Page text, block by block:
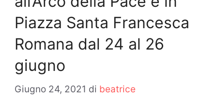
Piazza Santa Francesca
Romana dal 24 al 26
giugno
Giugno 24, 2021 di beatrice